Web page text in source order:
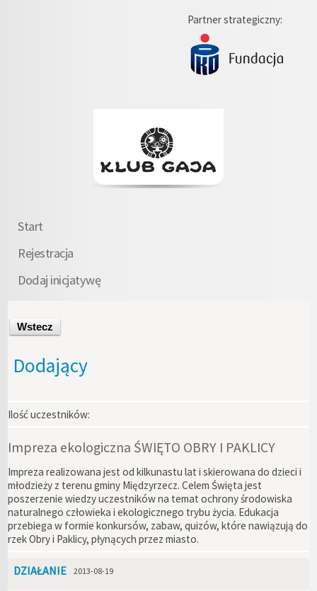
Partner strategiczny:
Start
Rejestracja
Dodaj inicjatywę
Wstecz
Dodający
Ilość uczestników:
Impreza ekologiczna ŚWIĘTO OBRY I PAKLICY
Impreza realizowana jest od kilkunastu lat i skierowana do dzieci i
młodzieży z terenu gminy Międzyrzecz. Celem Święta jest
poszerzenie wiedzy uczestników na temat ochrony środowiska
naturalnego człowieka i ekologicznego trybu życia. Edukacja
przebiega w formie konkursów, zabaw, quizów, które nawiązują do
rzek Obry i Paklicy, płynących przez miasto.
DZIAŁANIE 2013-08-19